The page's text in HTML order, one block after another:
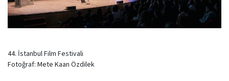
44. İstanbul Film Festivali
Fotoğraf: Mete Kaan Özdilek